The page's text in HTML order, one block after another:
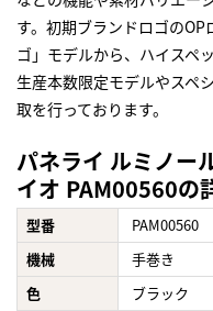
す。初期ブランドロゴの
ゴ」モデルから、ハイスペ
生産本数限定モデルやスペ
取を行っております。
パネライ ルミノー
イオ PAM00560の
型番
PAM00560
機械
手巻き
色
ブラック